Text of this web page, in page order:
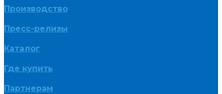
Производство
Пресс-релизы
Каталог
Где купить
Партнерам